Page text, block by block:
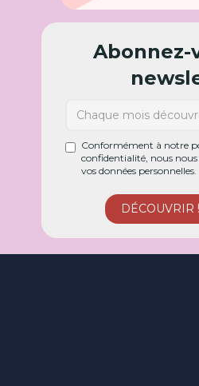
Abonnez-
Conformément à notre
confidentialité, nous
vos données personnelles.